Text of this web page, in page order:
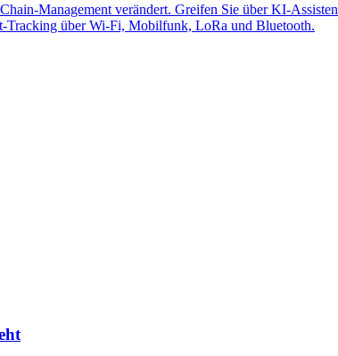
Management verändert. Greifen Sie über KI-
Tracking über Wi-Fi, Mobilfunk, LoRa und Bluetooth.